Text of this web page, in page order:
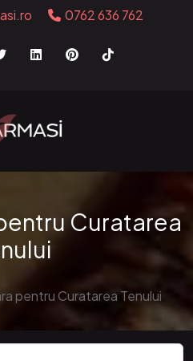
0762 636 762
Curatarea
pentru Curatarea Tenului